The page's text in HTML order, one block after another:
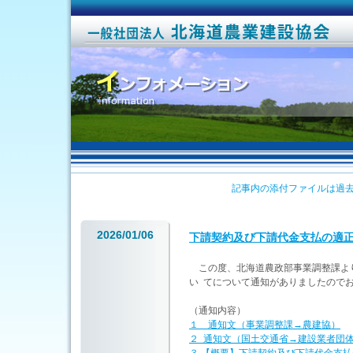
記事内の添付ファイルは過
2026/01/06 下請契約及び下請代金支払の適
この度、北海道農政部事業調整課よ
い てについて通知がありましたので
（通知内容）
１ 通知文（事業調整課→農建協）
２ 通知文（国土交通省→建設業者団